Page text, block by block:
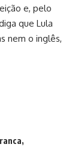
e, pelo
que Lula
nem o inglês,